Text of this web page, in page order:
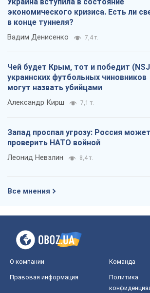
экономического кризиса. Есть ли
в конце туннеля?
Вадим Денисенко 7,4 т.
Чей будет Крым, тот и победит
украинских футбольных чиновников
могут назвать убийцами
Александр Кирш 7,1 т.
Запад проспал угрозу: Россия может
проверить НАТО войной
Леонид Невзлин 8,4 т.
Все мнения
О компании Команда
Правовая информация
Политика